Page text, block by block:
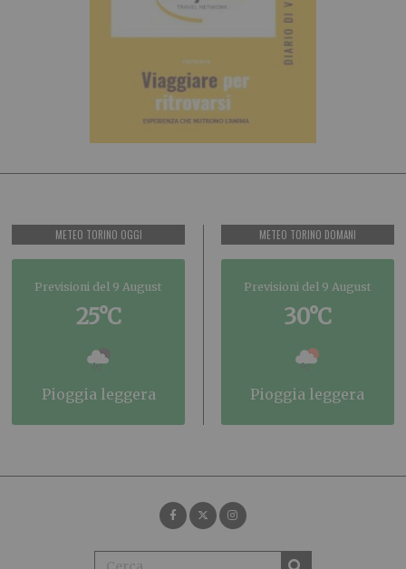
METEO TORINO OGGI
Previsioni del 9 August
25°C
pioggia leggera
METEO TORINO DOMANI
Previsioni del 9 August
30°C
pioggia leggera